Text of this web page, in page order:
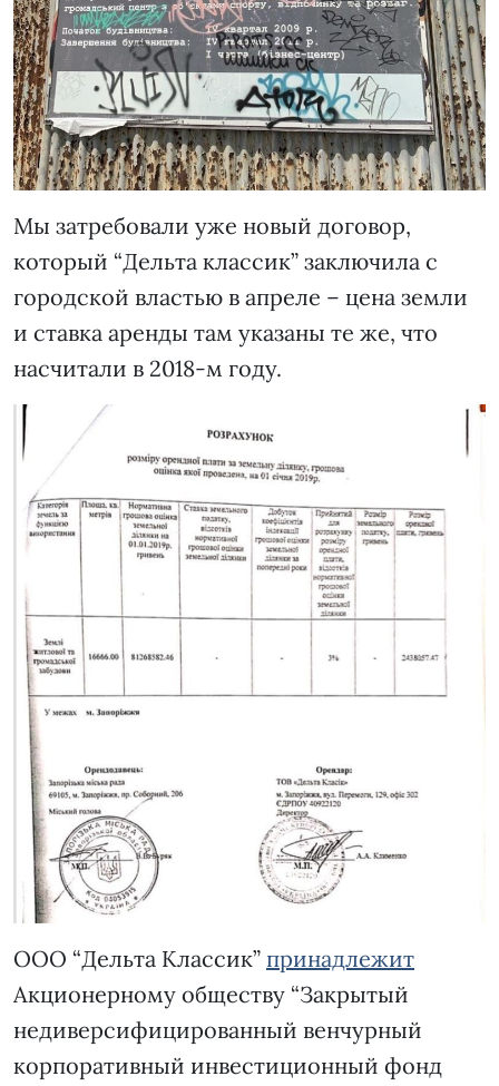
Мы затребовали уже новый договор,
который “Дельта классик” заключила с
городской властью в апреле – цена земли
и ставка аренды там указаны те же, что
насчитали в 2018-м году.
ООО “Дельта Классик” принадлежит
Акционерному обществу “Закрытый
недиверсифицированный венчурный
корпоративный инвестиционный фонд